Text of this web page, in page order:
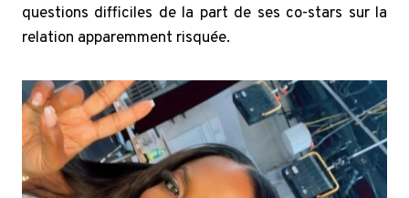
questions difficiles de la part de ses co-stars sur la
relation apparemment risquée.